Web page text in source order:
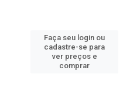
Faça seu login ou
cadastre-se para
ver preços e
comprar